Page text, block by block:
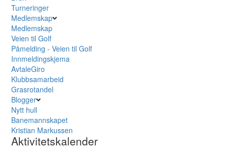
Turneringer
Medlemskap
Medlemskap
Veien til Golf
Påmelding - Veien til Golf
Innmeldingskjema
AvtaleGiro
Klubbsamarbeid
Grasrotandel
Blogger
Nytt hull
Banemannskapet
Kristian Markussen
Aktivitetskalender